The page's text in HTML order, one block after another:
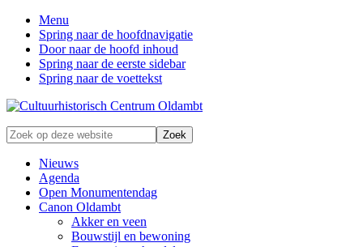
Menu
Spring naar de hoofdnavigatie
Door naar de hoofd inhoud
Spring naar de eerste sidebar
Spring naar de voettekst
Zonder
verleden
geen
toekomst
Zoek
op
deze
website
Nieuws
Agenda
Open Monumentendag
Canon Oldambt
Akker en veen
Bouwstijl en bewoning